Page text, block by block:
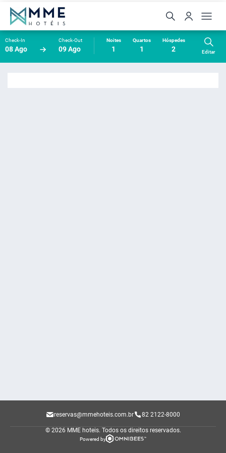
Check-In
08 Ago
Check-Out
09 Ago
Noites
1
Quartos
1
Hóspedes
2 Editar
reservas@mmehoteis.com.br 82 2122-8000
© 2026 MME hoteis. Todos os direitos reservados.
Powered by